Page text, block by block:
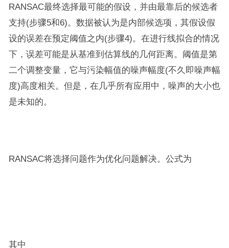
RANSAC最终选择最可能的假设，并由最靠后的候选者
支持(步骤5和6)。数据被认为是内部候选项，其假设假
设的误差在预定阈值之内(步骤4)。在进行线拟合的情况
下，误差可能是从基准到估算线的几何距离。阈值是第
二个调整变量，它与污染幅值的噪声幅度(不久即噪声幅
度)高度相关。但是，在几乎所有应用中，噪声的大小也
是未知的。
RANSAC将选择问题作为优化问题解决。公式为
其中